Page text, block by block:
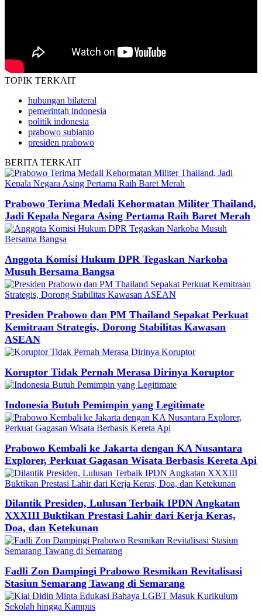
TOPIK TERKAIT
hubungan bilateral
pemerintah indonesia
politik indonesia
prabowo subianto
presiden prabowo
BERITA TERKAIT
Prabowo Terima Medali Kehormatan Militer Thailand,
Jadi Kepala Negara Asing Pertama Raih Baret Merah
Anggota Komisi Hukum DPR Tegaskan Narkoba
Musuh Bersama Bangsa
Presiden Prabowo dan PM Thailand Sepakat Perkuat
Kemitraan Strategis, Dorong Stabilitas Kawasan
ASEAN
Koruptor Tidak Pernah Merasa Dirinya Koruptor
Indonesia Butuh Pemimpin yang Legitimate
Prabowo Kembali ke Jakarta dengan KA Nusantara
Explorer, Perkuat Gagasan Wisata Berbasis Kereta Api
Dilantik Presiden, Lulusan Terbaik IPDN Angkatan
XXXIII Buktikan Prestasi Lahir dari Kerja Keras,
Doa, dan Ketekunan
Fadli Zon Dampingi Prabowo Resmikan Revitalisasi
Stasiun Semarang Tawang di Semarang